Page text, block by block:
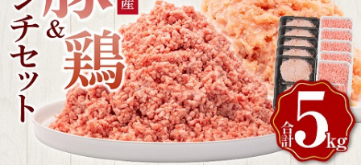
TOP 肉 鶏肉 ほかの鶏肉 宮崎県産豚ミンチ＆宮崎県